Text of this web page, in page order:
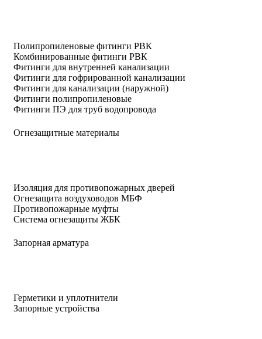
Полипропиленовые фитинги РВК
Комбинированные фитинги РВК
Фитинги для внутренней канализации
Фитинги для гофрированной канализации
Фитинги для канализации (наружной)
Фитинги полипропиленовые
Фитинги ПЭ для труб водопровода
Огнезащитные материалы
Изоляция для противопожарных дверей
Огнезащита воздуховодов МБФ
Противопожарные муфты
Система огнезащиты ЖБК
Запорная арматура
Герметики и уплотнители
Запорные устройства